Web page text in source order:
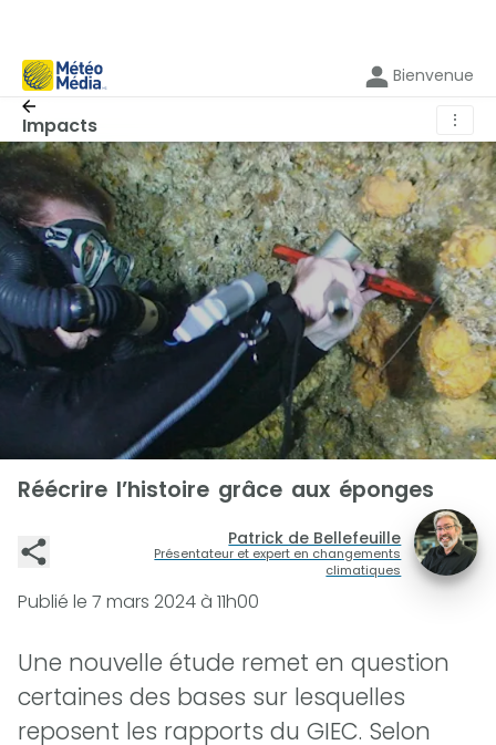
Bienvenue
Impacts ⋮
Réécrire l’histoire grâce aux éponges
Patrick de Bellefeuille
Présentateur et expert en changements
climatiques
Publié le 7 mars 2024 à 11h00
Une nouvelle étude remet en question
certaines des bases sur lesquelles
reposent les rapports du GIEC. Selon